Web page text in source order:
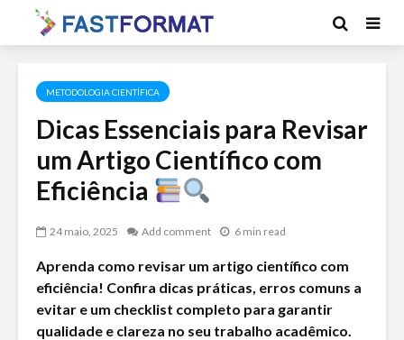
METODOLOGIA CIENTÍFICA
Dicas Essenciais para Revisar
um Artigo Científico com
Eficiência
24 maio, 2025 Add comment 6 min read
Aprenda como revisar um artigo científico com
eficiência! Confira dicas práticas, erros comuns a
evitar e um checklist completo para garantir
qualidade e clareza no seu trabalho acadêmico.